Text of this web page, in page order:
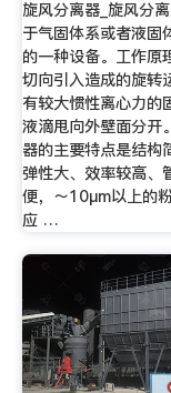
旋风分离器_旋风分
于气固体系或者液固
的一种设备。工作原
切向引入造成的旋转
有较大惯性离心力的
液滴甩向外壁面分开
器的主要特点是结构
弹性大、效率较高、
便，～10μm以上的
应 …